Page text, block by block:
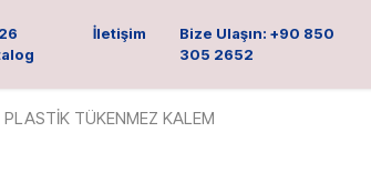
İletişim
Bize Ulaşın: +90 850
305 2652
TÜKENMEZ KALEM